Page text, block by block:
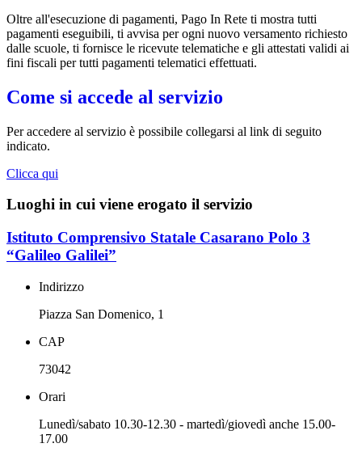
Oltre all'esecuzione di pagamenti, Pago In Rete ti mostra tutti
pagamenti eseguibili, ti avvisa per ogni nuovo versamento richiesto
dalle scuole, ti fornisce le ricevute telematiche e gli attestati validi ai
fini fiscali per tutti pagamenti telematici effettuati.
Come si accede al servizio
Per accedere al servizio è possibile collegarsi al link di seguito
indicato.
Clicca qui
Luoghi in cui viene erogato il servizio
Istituto Comprensivo Statale Casarano Polo 3
“Galileo Galilei”
Indirizzo
Piazza San Domenico, 1
CAP
73042
Orari
Lunedì/sabato 10.30-12.30 - martedì/giovedì anche 15.00-
17.00